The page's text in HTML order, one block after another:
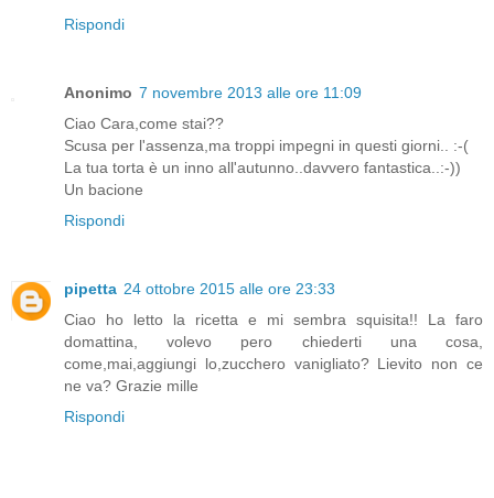
Rispondi
Anonimo 7 novembre 2013 alle ore 11:09
Ciao Cara,come stai??
Scusa per l'assenza,ma troppi impegni in questi giorni.. :-(
La tua torta è un inno all'autunno..davvero fantastica..:-))
Un bacione
Rispondi
pipetta 24 ottobre 2015 alle ore 23:33
Ciao ho letto la ricetta e mi sembra squisita!! La faro
domattina, volevo pero chiederti una cosa,
come,mai,aggiungi lo,zucchero vanigliato? Lievito non ce
ne va? Grazie mille
Rispondi